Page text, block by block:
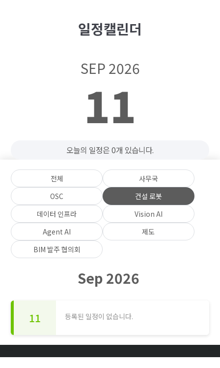
일정캘린더
SEP 2026
11
오늘의 일정은 0개 있습니다.
전체
사무국
OSC
건설 로봇
데이터 인프라
Vision AI
Agent AI
제도
BIM 발주 협의회
Sep 2026
11 등록된 일정이 없습니다.